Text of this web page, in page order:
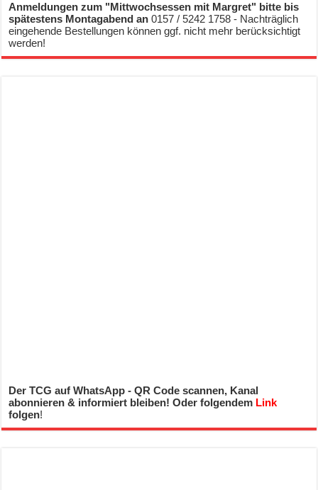
Anmeldungen zum "Mittwochsessen mit Margret" bitte bis
spätestens Montagabend an0157 / 5242 1758 - Nachträglich
eingehende Bestellungen können ggf. nicht mehr berücksichtigt
werden!
Der TCG auf WhatsApp - QR Code scannen, Kanal
abonnieren & informiert bleiben! Oder folgendem Link
folgen!